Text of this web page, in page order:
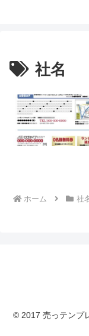
社名
ホーム 社
© 2017 売っテンプ